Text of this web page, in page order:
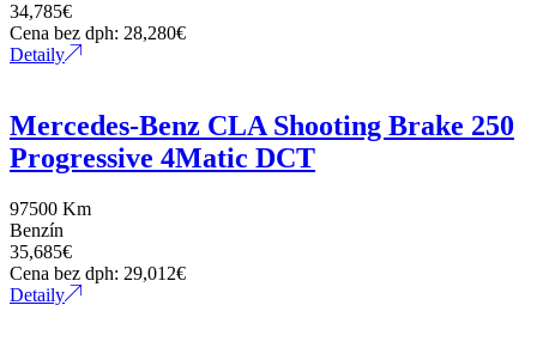
Alarm
AMG Styling
Android Auto
Asistent cúvania
34,785€
Cena bez dph: 28,280€
Detaily
Mercedes-Benz CLA Shooting Brake 250
Progressive 4Matic DCT
97500 Km
Benzín
35,685€
Cena bez dph: 29,012€
Detaily